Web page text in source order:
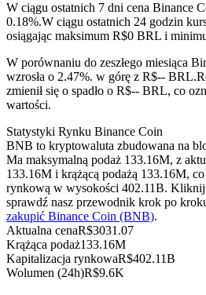
Kontrakty terminowe na USDC
Kontrakty futures
Kopiowanie Transakcji
W ciągu ostatnich 7 dni cena Binance
0.18%.W ciągu ostatnich 24 godzin
osiągając maksimum R$0 BRL i
W porównaniu do zeszłego miesiąca
wzrosła o 2.47%. w górę z R$-- BRL.
zmienił się o spadło o R$-- BRL, co
wartości.
Statystyki Rynku Binance Coin
BNB to kryptowaluta zbudowana na
Ma maksymalną podaż 133.16M, z
133.16M i krążącą podażą 133.16M,
rynkową w wysokości 402.11B.
sprawdź nasz przewodnik krok po
zakupić Binance Coin (BNB).
Aktualna cenaR$3031.07
Krążąca podaż133.16M
Kapitalizacja rynkowaR$402.11B
Wolumen (24h)R$9.6K